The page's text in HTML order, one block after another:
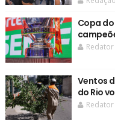
Copa
Redator
Ventos
do Rio
Redator